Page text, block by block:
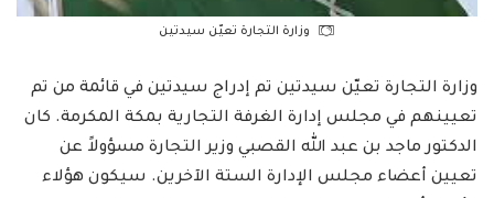
وزارة التجارة تعيّن سيدتين
وزارة التجارة تعيّن سيدتين تم إدراج سيدتين في قائمة من تم
تعيينهم في مجلس إدارة الغرفة التجارية بمكة المكرمة. كان
الدكتور ماجد بن عبد الله القصبي وزير التجارة مسؤولاً عن
تعيين أعضاء مجلس الإدارة الستة الآخرين. سيكون هؤلاء